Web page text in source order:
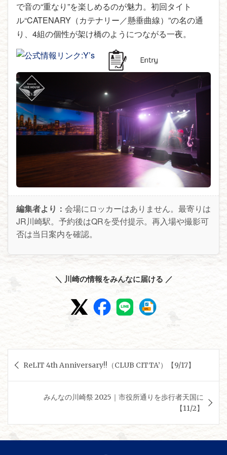
で音の“重なり”を楽しめるのが魅力。初回タイト
ル“CATENARY（カテナリー／懸垂曲線）”の名の通
り、4組の個性が架け橋のようにつながる一夜。
編集者より： 会場にロッカーはありません。最寄りは
JR川崎駅。予約後はQRを受付提示。再入場や撮影可
否は当日案内を確認。
＼ 川崎の情報をみんなに届ける ／
稿
ゲ
ー
ReLIT 4th Anniversary!!（CLUB CITTA’）【9/17】
みんなの川崎祭 2025｜市役所通りを歩行者天国に
【11/2】